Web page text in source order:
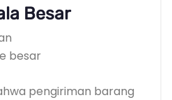
Besar
besar
pengiriman barang